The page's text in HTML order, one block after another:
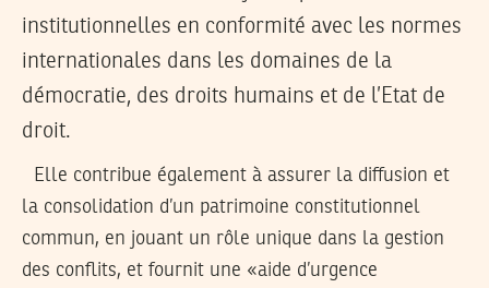
institutionnelles en conformité avec les normes
internationales dans les domaines de la
démocratie, des droits humains et de l’Etat de
droit.
Elle contribue également à assurer la diffusion et
la consolidation d’un patrimoine constitutionnel
commun, en jouant un rôle unique dans la gestion
des conflits, et fournit une «aide d’urgence